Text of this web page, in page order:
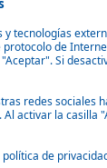
ligeramente
de gris.